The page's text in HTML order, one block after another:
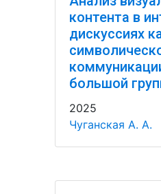
контента в
дискуссиях
большой
2025
Чуганская А. А.